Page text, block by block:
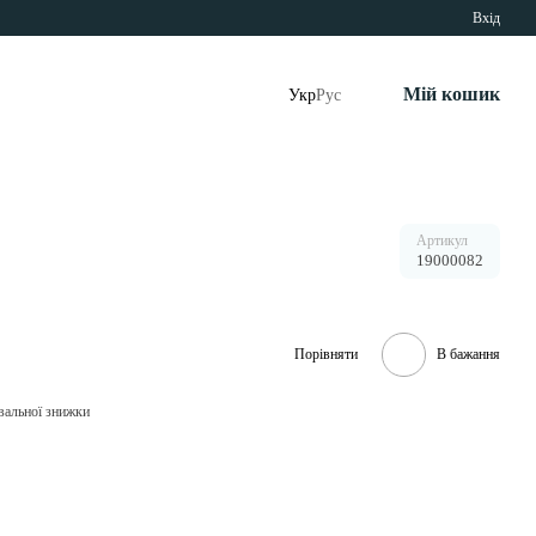
Вхід
УкрРус Мій кошик
Артикул
19000082
Порівняти В бажання
знижки